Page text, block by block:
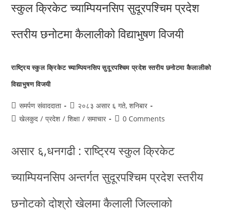
राष्ट्रिय स्कुल क्रिकेट च्याम्पियनसिप सुदूरपश्चिम प्रदेश स्तरीय छनोटमा कैलालीको
विद्याभुषण विजयी
समर्पण संवाददाता
२०८३ असार ६ गते, शनिबार
खेलकुद / प्रदेश / शिक्षा / समाचार 0 Comments
असार ६,धनगढी : राष्ट्रिय स्कुल क्रिकेट
च्याम्पियनसिप अन्तर्गत सुदूरपश्चिम प्रदेश स्तरीय
छनोटको दोश्रो खेलमा कैलाली जिल्लाको